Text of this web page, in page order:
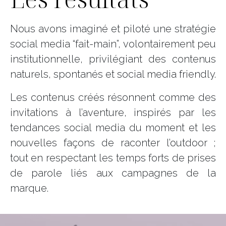
diminuer
volume.
ou
le
volume.
augmenter
diminuer
le
volume.
Nous avons imaginé et piloté une stratégie
social media “fait-main”, volontairement peu
institutionnelle, privilégiant des contenus
naturels, spontanés et social media friendly.
Les contenus créés résonnent comme des
invitations à l’aventure, inspirés par les
tendances social media du moment et les
nouvelles façons de raconter l’outdoor ;
tout en respectant les temps forts de prises
de parole liés aux campagnes de la
marque.